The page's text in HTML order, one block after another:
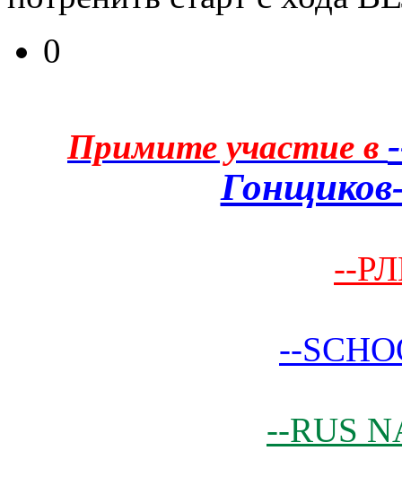
0
Примите участие в
--
--
--RUS